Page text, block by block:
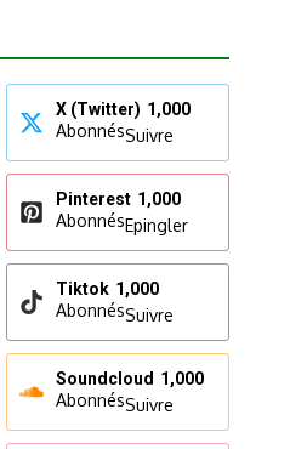
X (Twitter) 1,000
AbonnésSuivre
Pinterest 1,000
AbonnésEpingler
Tiktok 1,000
AbonnésSuivre
Soundcloud 1,000
AbonnésSuivre